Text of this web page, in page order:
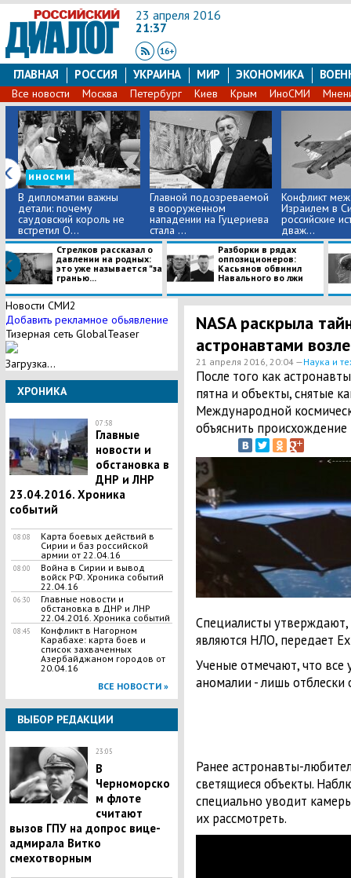
23 апреля 2016
21:37
ГЛАВНАЯ РОССИЯ УКРАИНА МИР ЭКОНОМИКА
Все новости Москва Петербург Киев Крым ИноСМИ
иносми
В дипломатии важны
детали: почему
саудовский король не
встретил О...
Главной подозреваемой
в вооруженном
нападении на Гуцериева
стала ...
Конфликт
Израилем в
российские
дваж...
Стрелков рассказал о
давлении на родных:
это уже называется "за
гранью...
Разборки в рядах
оппозиционеров:
Касьянов обвинил
Навального во лжи
Новости СМИ2
Добавить рекламное обьявление
Тизерная сеть GlobalTeaser
Загрузка...
ХРОНИКА
07:58
Главные
новости и
обстановка в
ДНР и ЛНР
23.04.2016. Хроника
событий
08:08
Карта боевых действий в
Сирии и баз российской
армии от 22.04.16
08:00
Война в Сирии и вывод
войск РФ. Хроника событий
22.04.16
06:30
Главные новости и
обстановка в ДНР и ЛНР
22.04.2016. Хроника событий
08:45
Конфликт в Нагорном
Карабахе: карта боев и
список захваченных
Азербайджаном городов от
20.04.16
ВСЕ НОВОСТИ »
ВЫБОР РЕДАКЦИИ
23:05
В
Черноморско
м флоте
считают
вызов ГПУ на допрос вице-
адмирала Витко
смехотворным
NASA раскрыла
астронавтами
21 апреля 2016, 20:04 —Наука и
После того как
пятна и объекты, снятые
Международной
объяснить
Специалисты
являются НЛО, передает
Ученые отмечают, что
аномалии - лишь отблески
Ранее астронавты-
светящиеся объекты.
специально уводит
их рассмотреть.